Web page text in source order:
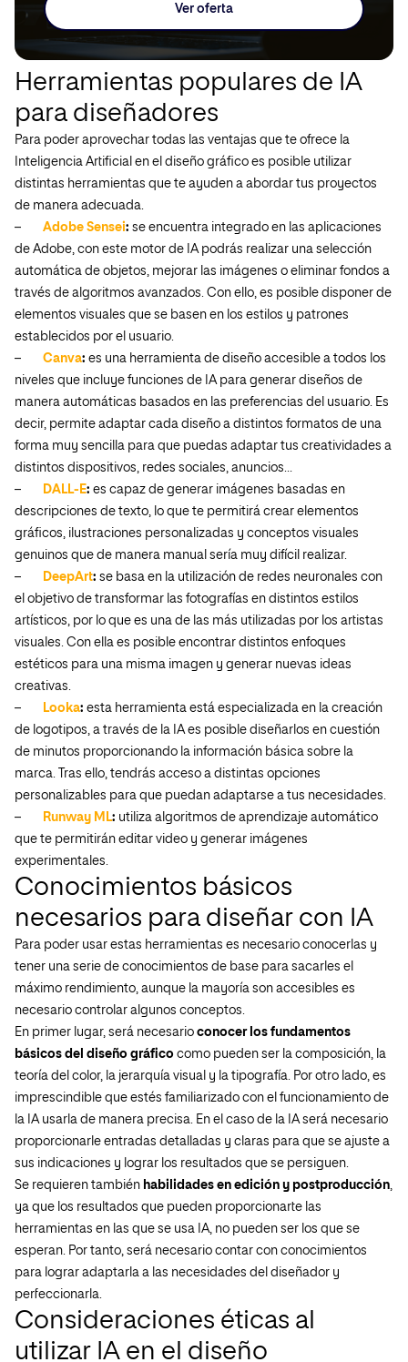
Ver oferta
Herramientas populares de IA
para diseñadores
Para poder aprovechar todas las ventajas que te ofrece la
Inteligencia Artificial en el diseño gráfico es posible utilizar
distintas herramientas que te ayuden a abordar tus proyectos
de manera adecuada.
–
Adobe Sensei: se encuentra integrado en las aplicaciones
de Adobe, con este motor de IA podrás realizar una selección
automática de objetos, mejorar las imágenes o eliminar fondos a
través de algoritmos avanzados. Con ello, es posible disponer de
elementos visuales que se basen en los estilos y patrones
establecidos por el usuario.
–
Canva: es una herramienta de diseño accesible a todos los
niveles que incluye funciones de IA para generar diseños de
manera automáticas basados en las preferencias del usuario. Es
decir, permite adaptar cada diseño a distintos formatos de una
forma muy sencilla para que puedas adaptar tus creatividades a
distintos dispositivos, redes sociales, anuncios…
–
DALL-E: es capaz de generar imágenes basadas en
descripciones de texto, lo que te permitirá crear elementos
gráficos, ilustraciones personalizadas y conceptos visuales
genuinos que de manera manual sería muy difícil realizar.
–
DeepArt: se basa en la utilización de redes neuronales con
el objetivo de transformar las fotografías en distintos estilos
artísticos, por lo que es una de las más utilizadas por los artistas
visuales. Con ella es posible encontrar distintos enfoques
estéticos para una misma imagen y generar nuevas ideas
creativas.
–
Looka: esta herramienta está especializada en la creación
de logotipos, a través de la IA es posible diseñarlos en cuestión
de minutos proporcionando la información básica sobre la
marca. Tras ello, tendrás acceso a distintas opciones
personalizables para que puedan adaptarse a tus necesidades.
–
Runway ML: utiliza algoritmos de aprendizaje automático
que te permitirán editar video y generar imágenes
experimentales.
Conocimientos básicos
necesarios para diseñar con IA
Para poder usar estas herramientas es necesario conocerlas y
tener una serie de conocimientos de base para sacarles el
máximo rendimiento, aunque la mayoría son accesibles es
necesario controlar algunos conceptos.
En primer lugar, será necesario conocer los fundamentos
básicos del diseño gráfico como pueden ser la composición, la
teoría del color, la jerarquía visual y la tipografía. Por otro lado, es
imprescindible que estés familiarizado con el funcionamiento de
la IA usarla de manera precisa. En el caso de la IA será necesario
proporcionarle entradas detalladas y claras para que se ajuste a
sus indicaciones y lograr los resultados que se persiguen.
Se requieren también habilidades en edición y postproducción,
ya que los resultados que pueden proporcionarte las
herramientas en las que se usa IA, no pueden ser los que se
esperan. Por tanto, será necesario contar con conocimientos
para lograr adaptarla a las necesidades del diseñador y
perfeccionarla.
Consideraciones éticas al
utilizar IA en el diseño